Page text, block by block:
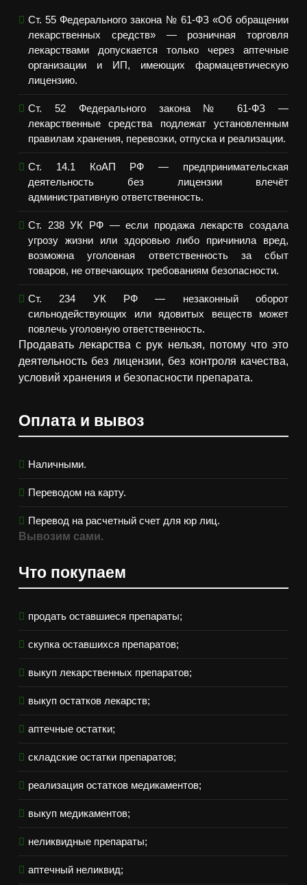
Ст. 55 Федерального закона № 61-ФЗ «Об обращении
лекарственных средств» — розничная торговля
лекарствами допускается только через аптечные
организации и ИП, имеющих фармацевтическую
лицензию.
Ст. 52 Федерального закона № 61-ФЗ —
лекарственные средства подлежат установленным
правилам хранения, перевозки, отпуска и реализации.
Ст. 14.1 КоАП РФ — предпринимательская
деятельность без лицензии влечёт
административную ответственность.
Ст. 238 УК РФ — если продажа лекарств создала
угрозу жизни или здоровью либо причинила вред,
возможна уголовная ответственность за сбыт
товаров, не отвечающих требованиям безопасности.
Ст. 234 УК РФ — незаконный оборот
сильнодействующих или ядовитых веществ может
повлечь уголовную ответственность.
Продавать лекарства с рук нельзя, потому что это
деятельность без лицензии, без контроля качества,
условий хранения и безопасности препарата.
Оплата и вывоз
Наличными.
Переводом на карту.
Перевод на расчетный счет для юр лиц.
Вывозим сами.
Что покупаем
продать оставшиеся препараты;
скупка оставшихся препаратов;
выкуп лекарственных препаратов;
выкуп остатков лекарств;
аптечные остатки;
складские остатки препаратов;
реализация остатков медикаментов;
выкуп медикаментов;
неликвидные препараты;
аптечный неликвид;